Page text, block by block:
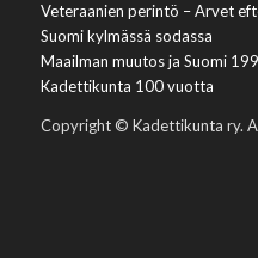
Veteraanien perintö – Arvet
Suomi kylmässä sodassa
Maailman muutos ja Suomi
Kadettikunta 100 vuotta
Copyright © Kadettikunta ry.